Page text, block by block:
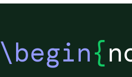
\begin{